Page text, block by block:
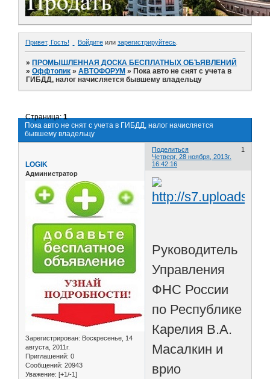
Привет, Гость! Войдите или зарегистрируйтесь
»ПРОМЫШЛЕННАЯ ДОСКА БЕСПЛАТНЫХ ОБЪЯВЛЕНИЙ
»Оффтопик »АВТОФОРУМ »Пока авто не снят с учета в
ГИБДД, налог начисляется бывшему владельцу
Пока авто не снят с учета в ГИБДД, налог начисляется
бывшему владельцу
Страница:1
Поделиться
1
Четверг, 28 ноября, 2013г.
16:42:16
LOGIK
Администратор
Зарегистрирован: Воскресенье, 14
августа, 2011г.
Приглашений: 0
Сообщений: 20943
Уважение: [+1/-1]
Руководитель
Управления
ФНС России
по Республике
Карелия В.А.
Масалкин и
врио